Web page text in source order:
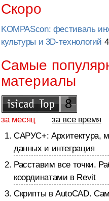
Скоро
KOMPAScon: фестиваль
культуры и 3D-технологий
Самые
материалы
за месяц
за все время
САРУС+: Архитектура,
данных и интеграция
Расставим все точки.
координатами в Revit
Скрипты в AutoCAD.